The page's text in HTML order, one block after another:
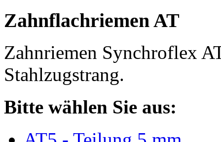
Zahnflachriemen AT
Zahnriemen Synchroflex
Stahlzugstrang.
Bitte wählen Sie aus: